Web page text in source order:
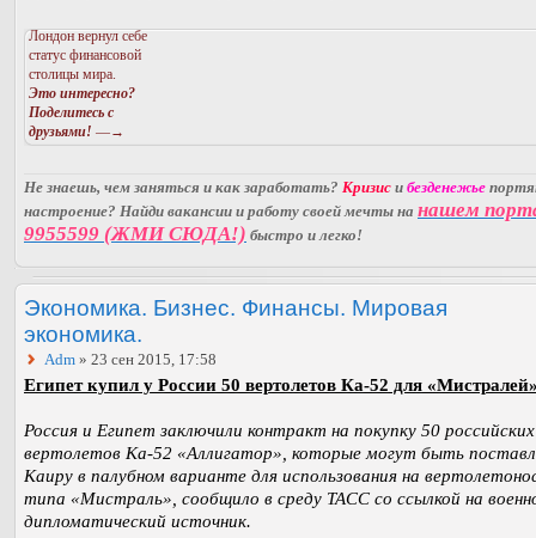
Лондон вернул себе
статус финансовой
столицы мира.
Это интересно?
Поделитесь с
друзьями! —→
Не знаешь, чем заняться и как заработать? Кризис и безденежье
настроение? Найди вакансии и работу своей мечты на нашем
9955599 (ЖМИ СЮДА!) быстро и легко!
Экономика. Бизнес. Финансы. Мировая
экономика.
Adm » 23 сен 2015, 17:58
Египет купил у России 50 вертолетов Ка-52 для
Россия и Египет заключили контракт на покупку 50 российских
вертолетов Ка-52 «Аллигатор», которые могут быть
Каиру в палубном варианте для использования на
типа «Мистраль», сообщило в среду ТАСС со ссылкой на
дипломатический источник.